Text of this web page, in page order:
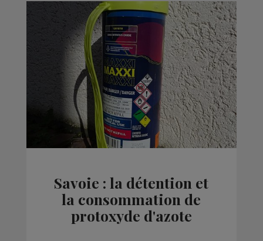
Savoie : la détention et
la consommation de
protoxyde d'azote